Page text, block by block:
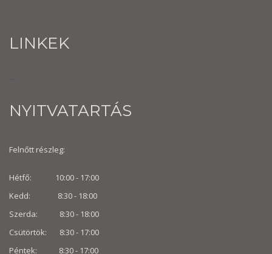
LINKEK
NYITVATARTÁS
Felnőtt részleg:
Hétfő: 10:00 - 17:00
Kedd: 8:30 - 18:00
Szerda: 8:30 - 18:00
Csütörtök: 8:30 - 17:00
Péntek: 8:30 - 17:00